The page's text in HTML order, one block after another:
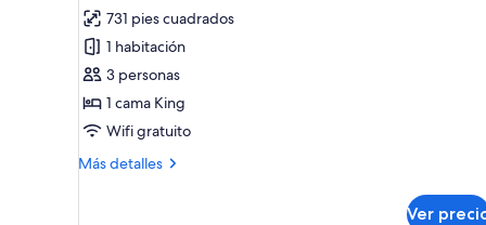
fotos
de
Premier
Room
with
Private
Plunge
opiniones)
731 pies cuadrados
1 habitación
3 personas
1 cama King
Wifi gratuito
Más detalles
Más
Ver